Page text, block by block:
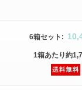
6箱セット :
1箱あたり約